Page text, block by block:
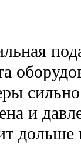
и
дольше